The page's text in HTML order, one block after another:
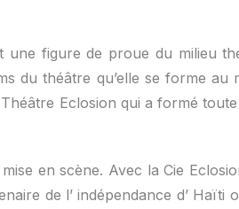
une figure de proue du milieu
du théâtre qu’elle se forme
Eclosion qui a formé
en scène. Avec la Cie
de l’ indépendance d’ Haïti